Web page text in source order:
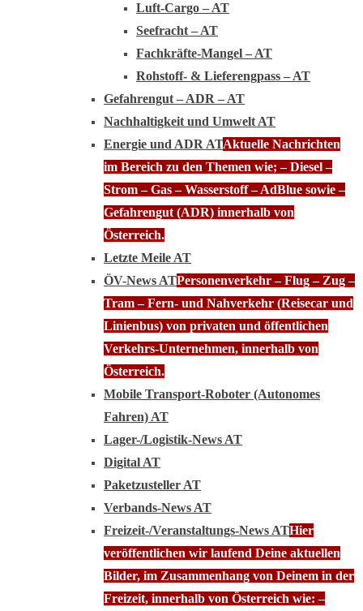
Luft-Cargo – AT
Seefracht – AT
Fachkräfte-Mangel – AT
Rohstoff- & Lieferengpass – AT
Gefahrengut – ADR – AT
Nachhaltigkeit und Umwelt AT
Energie und ADR ATAktuelle Nachrichten
im Bereich zu den Themen wie; – Diesel –
Strom – Gas – Wasserstoff – AdBlue sowie –
Gefahrengut (ADR) innerhalb von
Österreich.
Letzte Meile AT
ÖV-News ATPersonenverkehr – Flug – Zug –
Tram – Fern- und Nahverkehr (Reisecar und
Linienbus) von privaten und öffentlichen
Verkehrs-Unternehmen, innerhalb von
Österreich.
Mobile Transport-Roboter (Autonomes
Fahren) AT
Lager-/Logistik-News AT
Digital AT
Paketzusteller AT
Verbands-News AT
Freizeit-/Veranstaltungs-News ATHier
veröffentlichen wir laufend Deine aktuellen
Bilder, im Zusammenhang von Deinem in der
Freizeit, innerhalb von Österreich wie: –